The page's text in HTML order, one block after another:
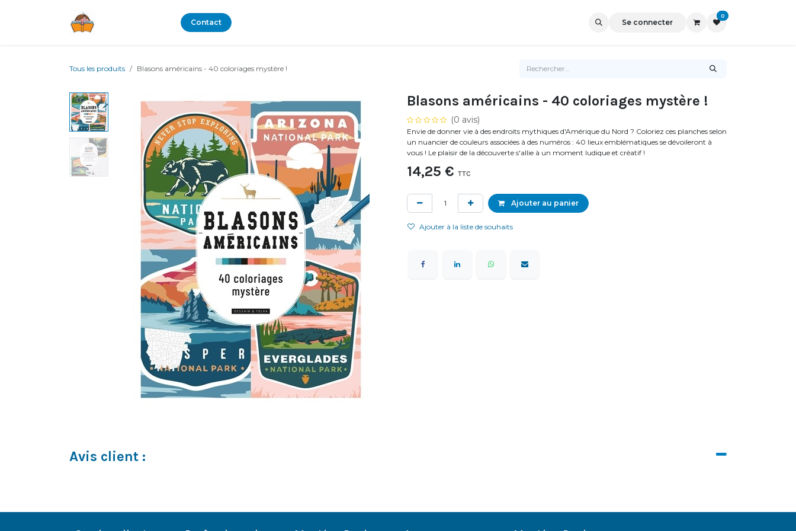
Contact Se connecter
0
Tous les produits Blasons américains - 40 coloriages mystère !
Blasons américains - 40 coloriages mystère !
(0 avis)
Envie de donner vie à des endroits mythiques d'Amérique du Nord ? Coloriez ces planches selon
un nuancier de couleurs associées à des numéros : 40 lieux emblématiques se dévoileront à
vous ! Le plaisir de la découverte s'allie à un moment ludique et créatif !
14,25 € TTC
Ajouter au panier
Ajouter à la liste de souhaits
Avis client :